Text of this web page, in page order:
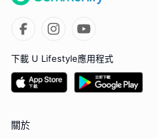
下載 U Lifestyle應用程式
關於